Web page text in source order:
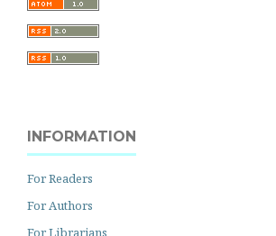
INFORMATION
For Readers
For Authors
For Librarians